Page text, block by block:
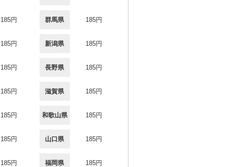
185円 群馬県 185円
185円 新潟県 185円
185円 長野県 185円
185円 滋賀県 185円
185円 和歌山県 185円
185円 山口県 185円
185円 福岡県 185円